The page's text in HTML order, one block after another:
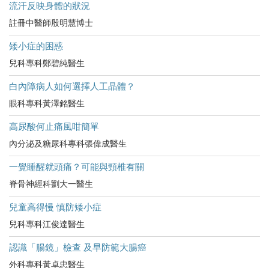
流汗反映身體的狀況
註冊中醫師殷明慧博士
矮小症的困惑
兒科專科鄭碧純醫生
白內障病人如何選擇人工晶體？
眼科專科黃澤銘醫生
高尿酸何止痛風咁簡單
內分泌及糖尿科專科張偉成醫生
一覺睡醒就頭痛？可能與頸椎有關
脊骨神經科劉大一醫生
兒童高得慢 慎防矮小症
兒科專科江俊達醫生
認識「腸鏡」檢查 及早防範大腸癌
外科專科黃卓忠醫生